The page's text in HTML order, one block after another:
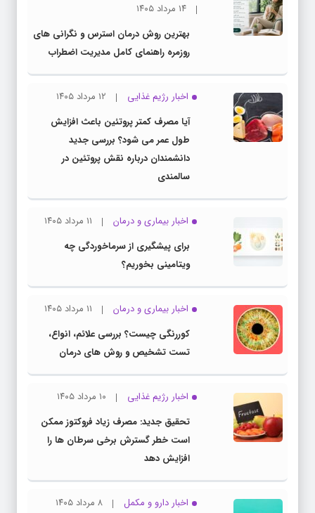
۱۴ مرداد ۱۴۰۵
بهترین روش درمان استرس و نگرانی های
روزمره راهنمای کامل مدیریت اضطراب
اخبار رژیم غذایی
۱۲ مرداد ۱۴۰۵
آیا مصرف کمتر پروتئین باعث افزایش
طول عمر می شود؟ بررسی جدید
دانشمندان درباره نقش پروتئین در
سالمندی
اخبار بیماری و درمان
۱۱ مرداد ۱۴۰۵
برای پیشگیری از سرماخوردگی چه
ویتامینی بخوریم؟
اخبار بیماری و درمان
۱۱ مرداد ۱۴۰۵
کوررنگی چیست؟ بررسی علائم، انواع،
تست تشخیص و روش های درمان
اخبار رژیم غذایی
۱۰ مرداد ۱۴۰۵
تحقیق جدید: مصرف زیاد فروکتوز ممکن
است خطر گسترش برخی سرطان ها را
افزایش دهد
اخبار دارو و مکمل
۸ مرداد ۱۴۰۵